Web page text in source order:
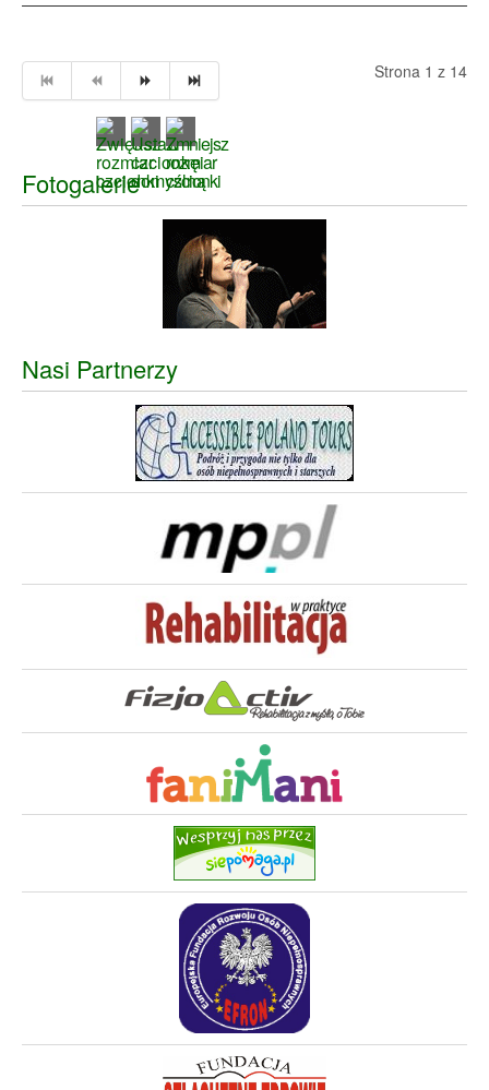
Strona 1 z 14
Fotogalerie
Nasi Partnerzy